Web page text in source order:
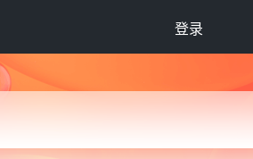
登录